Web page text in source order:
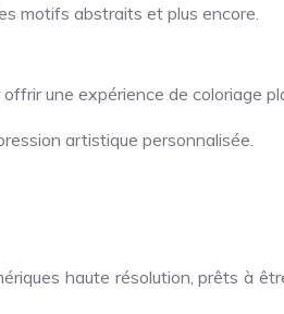
motifs abstraits et plus encore.
une expérience de coloriage
artistique personnalisée.
haute résolution, prêts à